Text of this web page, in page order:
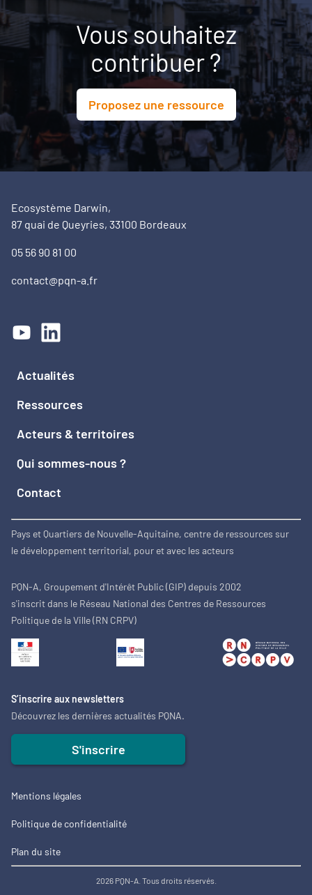
Vous souhaitez
contribuer ?
Proposez une ressource
Ecosystème Darwin,
87 quai de Queyries, 33100 Bordeaux
05 56 90 81 00
contact@pqn-a.fr
Actualités
Ressources
Acteurs & territoires
Qui sommes-nous ?
Contact
Pays et Quartiers de Nouvelle-Aquitaine, centre de ressources sur
le développement territorial, pour et avec les acteurs
PQN-A, Groupement d'Intérêt Public (GIP) depuis 2002
s'inscrit dans le Réseau National des Centres de Ressources
Politique de la Ville (RN CRPV)
S’inscrire aux newsletters
Découvrez les dernières actualités PQNA.
S'inscrire
Mentions légales
Politique de confidentialité
Plan du site
2026 PQN-A. Tous droits réservés.